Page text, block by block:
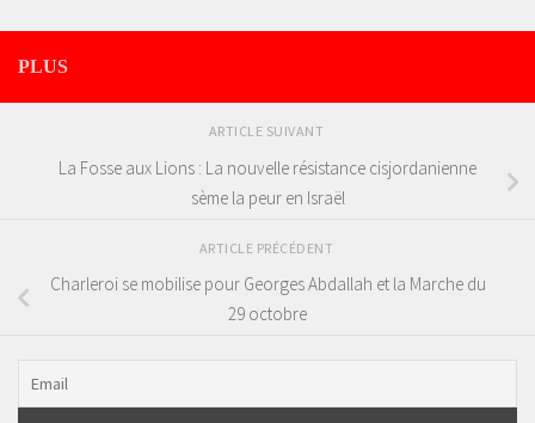
PLUS
ARTICLE SUIVANT
La Fosse aux Lions : La nouvelle résistance cisjordanienne
sème la peur en Israël
ARTICLE PRÉCÉDENT
Charleroi se mobilise pour Georges Abdallah et la Marche du
29 octobre